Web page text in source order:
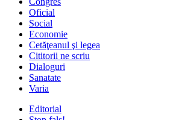
Oficial
Social
Economie
Cetăţeanul şi legea
Cititorii ne scriu
Dialoguri
Sanatate
Varia
Editorial